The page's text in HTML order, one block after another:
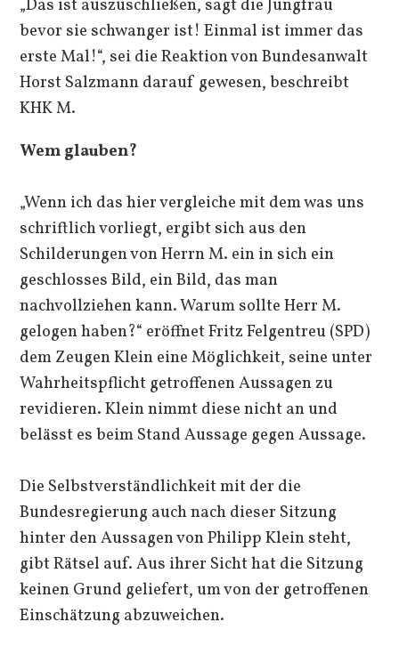
„Das ist auszuschließen, sagt die Jungfrau
bevor sie schwanger ist! Einmal ist immer das
erste Mal!“, sei die Reaktion von Bundesanwalt
Horst Salzmann darauf gewesen, beschreibt
KHK M.
Wem glauben?
„Wenn ich das hier vergleiche mit dem was uns
schriftlich vorliegt, ergibt sich aus den
Schilderungen von Herrn M. ein in sich ein
geschlosses Bild, ein Bild, das man
nachvollziehen kann. Warum sollte Herr M.
gelogen haben?“ eröffnet Fritz Felgentreu (SPD)
dem Zeugen Klein eine Möglichkeit, seine unter
Wahrheitspflicht getroffenen Aussagen zu
revidieren. Klein nimmt diese nicht an und
belässt es beim Stand Aussage gegen Aussage.
Die Selbstverständlichkeit mit der die
Bundesregierung auch nach dieser Sitzung
hinter den Aussagen von Philipp Klein steht,
gibt Rätsel auf. Aus ihrer Sicht hat die Sitzung
keinen Grund geliefert, um von der getroffenen
Einschätzung abzuweichen.